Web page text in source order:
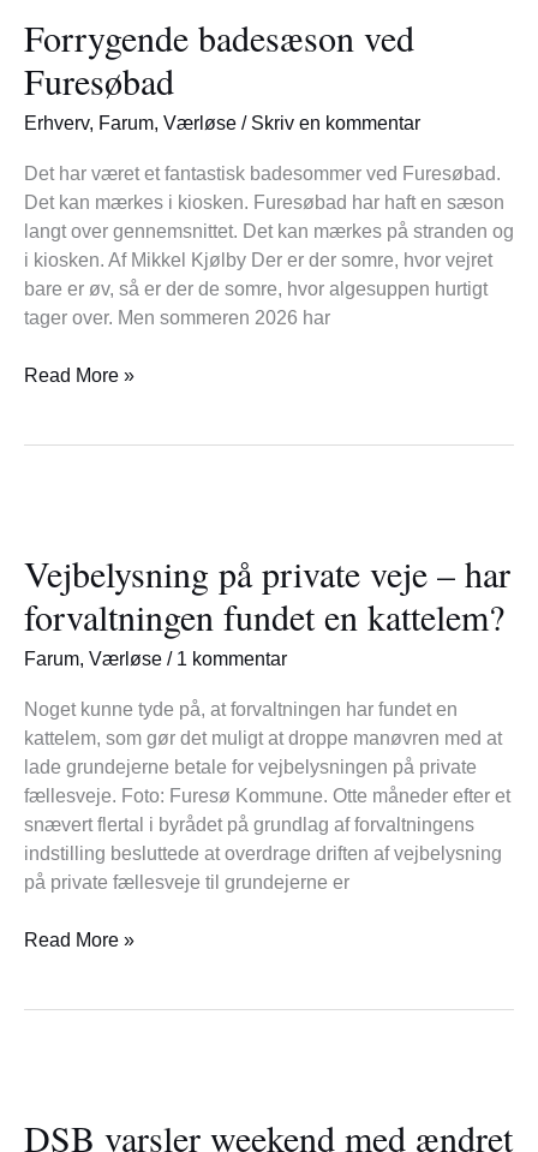
Forrygende badesæson ved
Furesøbad
Erhverv, Farum, Værløse / Skriv en kommentar
Det har været et fantastisk badesommer ved Furesøbad.
Det kan mærkes i kiosken. Furesøbad har haft en sæson
langt over gennemsnittet. Det kan mærkes på stranden og
i kiosken. Af Mikkel Kjølby Der er der somre, hvor vejret
bare er øv, så er der de somre, hvor algesuppen hurtigt
tager over. Men sommeren 2026 har
ved
Furesøbad
Read More »
Vejbelysning på private veje – har
forvaltningen fundet en kattelem?
Farum, Værløse / 1 kommentar
Noget kunne tyde på, at forvaltningen har fundet en
kattelem, som gør det muligt at droppe manøvren med at
lade grundejerne betale for vejbelysningen på private
fællesveje. Foto: Furesø Kommune. Otte måneder efter et
snævert flertal i byrådet på grundlag af forvaltningens
indstilling besluttede at overdrage driften af vejbelysning
på private fællesveje til grundejerne er
private
veje
–
har
fundet
en
kattelem?
Read More »
DSB varsler weekend med ændret
weekend